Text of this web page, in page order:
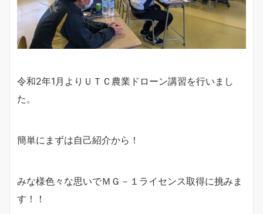
令和2年1月よりＵＴＣ農業ドローン講習を行いまし
た。
簡単にまずは自己紹介から！
みな様色々な思いでＭＧ－１ライセンス取得に挑みま
す！！